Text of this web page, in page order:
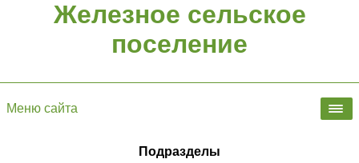
Железное сельское
поселение
Меню сайта
Подразделы